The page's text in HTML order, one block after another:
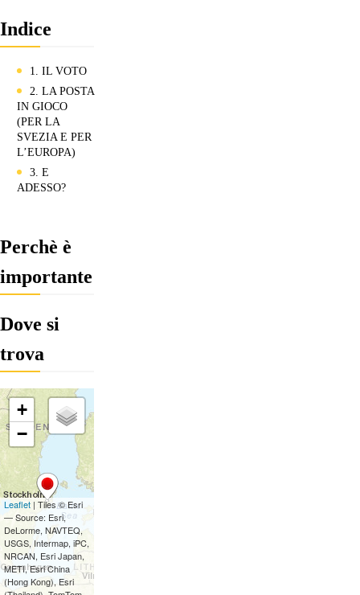
Indice
1. IL VOTO
2. LA POSTA
IN GIOCO
(PER LA
SVEZIA E PER
L’EUROPA)
3. E
ADESSO?
Perchè è
importante
Dove si
trova